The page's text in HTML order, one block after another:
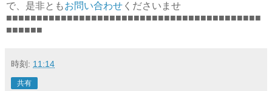
で、是非ともお問い合わせ くださいませ
■■■■■■■■■■■■■■■■■■■■■■■■■■■■■■■■■■■■■■■■■■
■■■■■■
時刻: 11:14
共有